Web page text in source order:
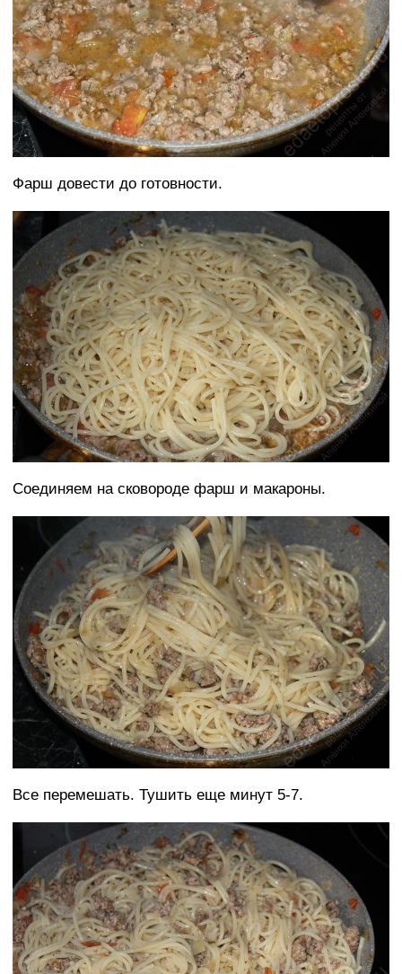
Фарш довести до готовности.
Соединяем на сковороде фарш и макароны.
Все перемешать. Тушить еще минут 5-7.